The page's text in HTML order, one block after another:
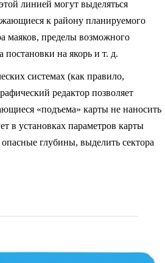
линией могут выделяться
к району планируемого
маяков, пределы возможного
постановки на якорь и т. д.
системах (как правило,
редактор позволяет
«подъема» карты не наносить
в установках параметров карты
глубины, выделить сектора